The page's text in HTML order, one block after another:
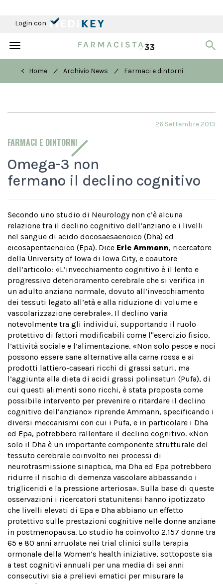
Login con
Toggle
< Home
/ Archivio News / Farmaci e dintorni
FARMACI E DINTORNI
26 Settembre 2013
Omega-3 non
fermano il declino cognitivo
Secondo uno studio di Neurology non c’è alcuna
relazione tra il declino cognitivo dell’anziano e i livelli
nel sangue di acido docosaesaenoico (Dha) ed
eicosapentaenoico (Epa). Dice Eric Ammann, ricercatore
della University of Iowa di Iowa City, e coautore
dell’articolo: «L’invecchiamento cognitivo è il lento e
progressivo deterioramento cerebrale che si verifica in
un adulto anziano normale, dovuto all’invecchiamento
dei tessuti legato all’età e alla riduzione di volume e
vascolarizzazione cerebrale». Il declino varia
notevolmente tra gli individui, supportando il ruolo
protettivo di fattori modificabili come l''esercizio fisico,
l’attività sociale e l’alimentazione. «Non solo pesce e noci
possono essere sane alternative alla carne rossa e ai
prodotti lattiero-caseari ricchi di grassi saturi, ma
l’aggiunta alla dieta di acidi grassi polinsaturi (Pufa), di
cui questi alimenti sono ricchi, è stata proposta come
possibile intervento per prevenire o ritardare il declino
cognitivo dell’anziano» riprende Ammann, specificando i
diversi meccanismi con cui i Pufa, e in particolare i Dha
ed Epa, potrebbero rallentare il declino cognitivo. «Non
solo il Dha è un importante componente strutturale del
tessuto cerebrale coinvolto nei processi di
neurotrasmissione sinaptica, ma Dha ed Epa potrebbero
ridurre il rischio di demenza vascolare abbassando i
trigliceridi e la pressione arteriosa». Sulla base di queste
osservazioni i ricercatori statunitensi hanno ipotizzato
che livelli elevati di Epa e Dha abbiano un effetto
protettivo sulle prestazioni cognitive nelle donne anziane
in postmenopausa. Lo studio ha coinvolto 2.157 donne tra
65 e 80 anni arruolate nei trial clinici sulla terapia
ormonale della Women’s health iniziative, sottoposte sia
a test cognitivi annuali per una media di sei anni
consecutivi sia a prelievi ematici per misurare la